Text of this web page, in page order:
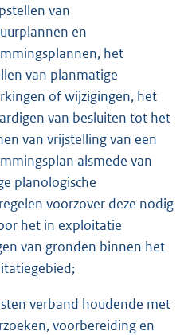
van
en
het
van planmatige
of wijzigingen, het
van besluiten tot het
van vrijstelling van een
alsmede van
planologische
voorzover deze nodig
het in exploitatie
van gronden binnen het
verband houdende met
voorbereiding en